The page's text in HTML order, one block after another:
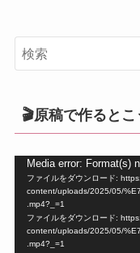
🎬原稿で作るとこ
Media error: Format(s)
ファイルをダウンロード:
content/uploads/2025/05/
.mp4?_=1
ファイルをダウンロード:
content/uploads/2025/05/
.mp4?_=1